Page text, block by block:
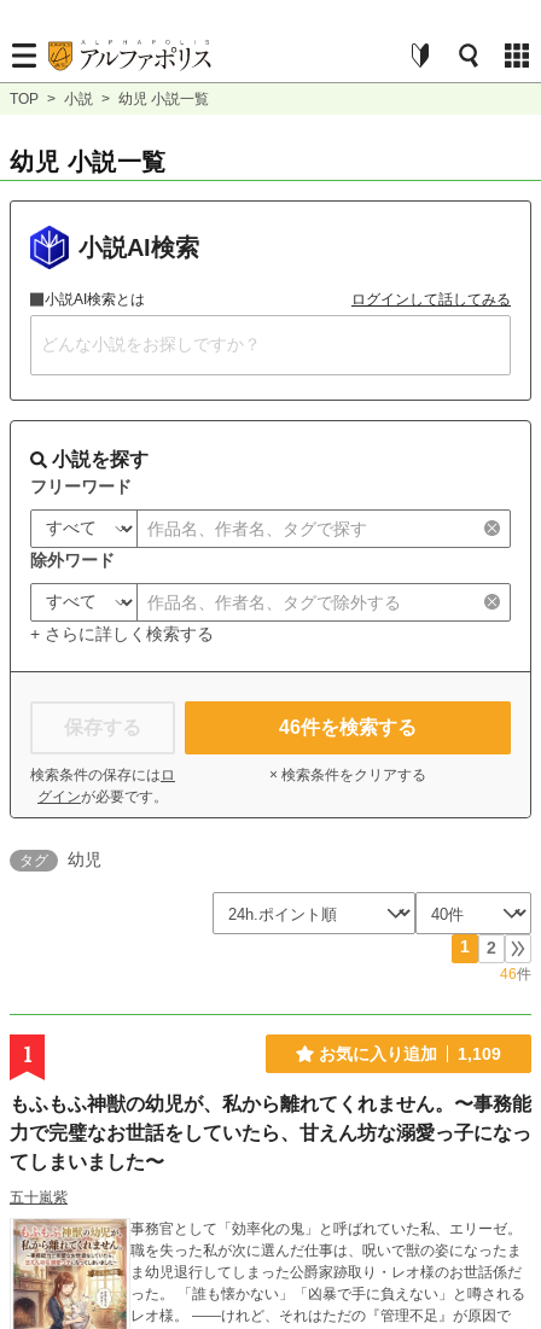
TOP > 小説 > 幼児 小説一覧
幼児 小説一覧
小説AI検索
小説AI検索とは ログインして話してみる
小説を探す
フリーワード
除外ワード
+ さらに詳しく検索する
保存する
検索条件の保存には ロ
グインが必要です。
46件を検索する
× 検索条件をクリアする
タグ 幼児
1 2
46件
1 お気に入り追加 1,109
もふもふ神獣の幼児が、私から離れてくれません。〜事務能
力で完璧なお世話をしていたら、甘えん坊な溺愛っ子になっ
てしまいました〜
五十嵐紫
​事務官として「効率化の鬼」と呼ばれていた私、エリーゼ。
職を失った私が次に選んだ仕事は、呪いで獣の姿になったま
ま幼児退行してしまった公爵家跡取り・レオ様のお世話係だ
った。 ​「誰も懐かない」「凶暴で手に負えない」と噂される
レオ様。 ――けれど、それはただの『管理不足』が原因で